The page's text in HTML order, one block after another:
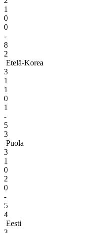
1
0
0
-
8
2
Etelä-Korea
3
1
1
0
1
-
5
3
Puola
3
1
0
2
0
-
5
4
Eesti